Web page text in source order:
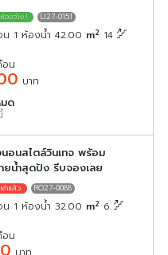
LI27-0151
น 1 ห้องน้ำ 42.00 m2 14
อน
บาท
ด
อนสไตล์วินเทจ พร้อม
น้ำสุดปัง รีบจองเลย
RO27-0088
น 1 ห้องน้ำ 32.00 m2 6
อน